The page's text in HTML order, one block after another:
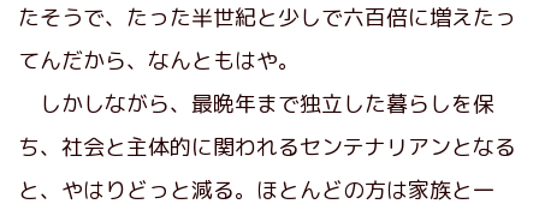
たそうで、たった半世紀と少しで六百倍に増えたっ
てんだから、なんともはや。
しかしながら、最晩年まで独立した暮らしを保
ち、社会と主体的に関われるセンテナリアンとなる
と、やはりどっと減る。ほとんどの方は家族と一